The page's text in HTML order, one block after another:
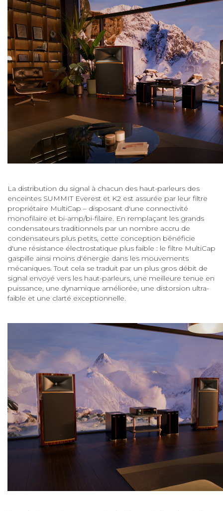
La distribution du signal à chacun des haut-parleurs des
enceintes SUMMIT Everest et K2 est assurée par leur filtre
propriétaire MultiCap – disposant d'une connectivité
monofilaire et bi-amp/bi-filaire. En remplaçant les grands
condensateurs traditionnels par un nombre accru de
condensateurs plus petits, cette conception bénéficie
d'une résistance électrostatique plus faible : le filtre MultiCap
gaspille ainsi moins d'énergie dans les mouvements
mécaniques. Tout cela se traduit par un plus gros débit de
signal envoyé vers les haut-parleurs, une meilleure tenue en
puissance, une dynamique améliorée, une distorsion ultra-
faible et une clarté exceptionnelle.